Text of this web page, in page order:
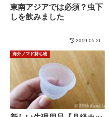
東南アジアでは必須？虫下
しを飲みました
2019.05.26
海外ノマド持ち物